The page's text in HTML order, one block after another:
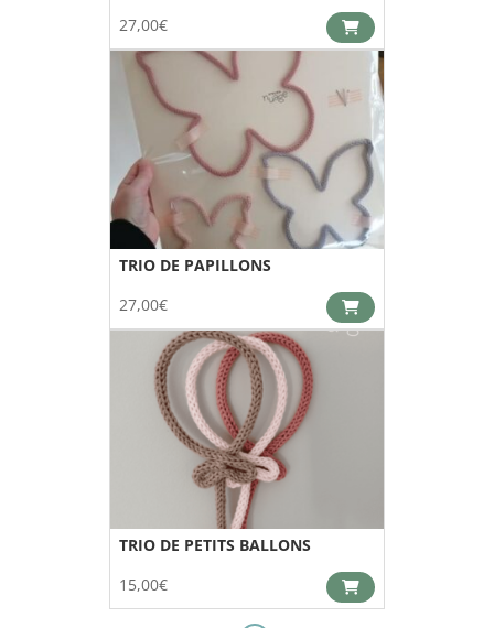
27,00€
TRIO DE PAPILLONS
27,00€
TRIO DE PETITS BALLONS
15,00€